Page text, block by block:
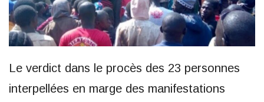
Le verdict dans le procès des 23 personnes
interpellées en marge des manifestations